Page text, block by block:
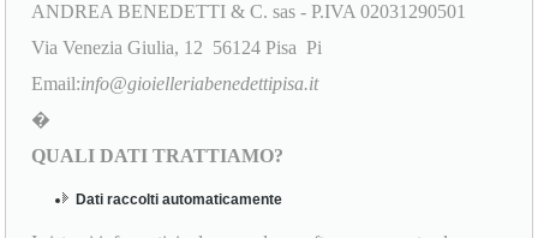
ANDREA BENEDETTI & C. sas - P.IVA 02031290501
Via Venezia Giulia, 12 56124 Pisa Pi
Email:info@gioielleriabenedettipisa.it
�
QUALI DATI TRATTIAMO?
Dati raccolti automaticamente